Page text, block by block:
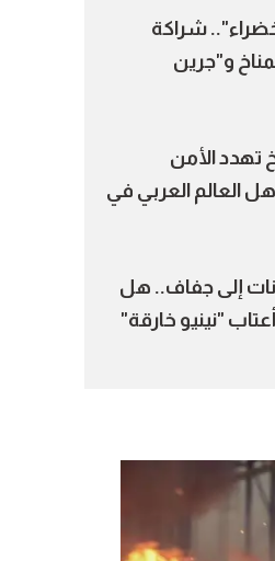
"حكايات خضراء".. شراكة
و"جرين
تهدد الأمن
العالم العربي في
إلى جفاف.. هل
"نينيو خارقة"